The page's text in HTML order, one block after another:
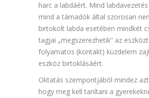
harc a labdáért. Mind
mind a támadók által szorosan
birtokolt labda esetében mindkét
tagjai „megszerezhetik” az
folyamatos (kontakt) küzdelem
eszköz birtoklásáért.
Oktatás szempontjából mindez
hogy meg kell tanítani a